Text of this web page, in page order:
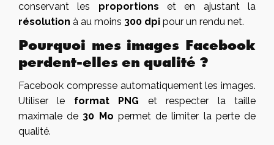
conservant les proportions et en ajustant la
résolution à au moins 300 dpipour un rendu net.
Pourquoi mes images Facebook
perdent-elles en qualité ?
Facebook compresse automatiquement les images.
Utiliser le format PNG et respecter la taille
maximale de 30 Mo permet de limiter la perte de
qualité.